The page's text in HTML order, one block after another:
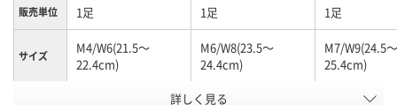
販売単位 1足 1足 1足
サイズ
M4/W6(21.5～
22.4cm)
M6/W8(23.5～
24.4cm)
M7/W9(24.5～
25.4cm)
詳しく見る